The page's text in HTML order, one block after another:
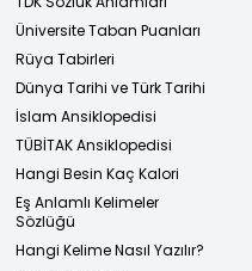
Üniversite Taban Puanları
Rüya Tabirleri
Dünya Tarihi ve Türk Tarihi
İslam Ansiklopedisi
TÜBİTAK Ansiklopedisi
Hangi Besin Kaç Kalori
Eş Anlamlı Kelimeler
Sözlüğü
Hangi Kelime Nasıl Yazılır?